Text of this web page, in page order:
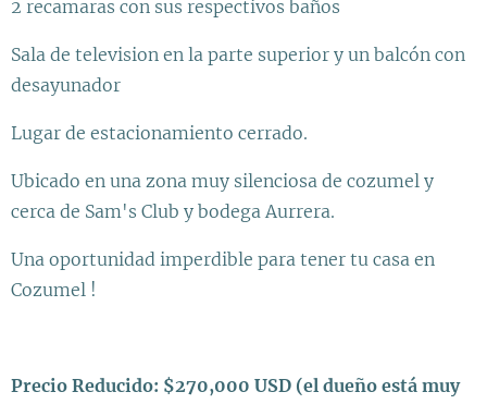
2 recamaras con sus respectivos baños
Sala de television en la parte superior y un balcón con
desayunador
Lugar de estacionamiento cerrado.
Ubicado en una zona muy silenciosa de cozumel y
cerca de Sam's Club y bodega Aurrera.
Una oportunidad imperdible para tener tu casa en
Cozumel !
Precio Reducido: $270,000 USD (el dueño está muy